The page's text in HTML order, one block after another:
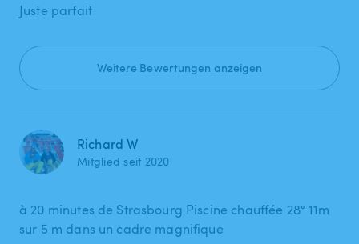
Juste parfait
Weitere Bewertungen anzeigen
Richard W
Mitglied seit 2020
à 20 minutes de Strasbourg Piscine chauffée 28° 11m